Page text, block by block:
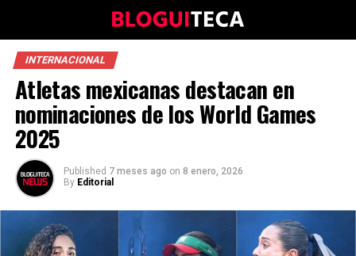
INTERNACIONAL
Atletas mexicanas destacan en
nominaciones de los World Games
2025
Published 7 meses ago on 8 enero, 2026
By Editorial